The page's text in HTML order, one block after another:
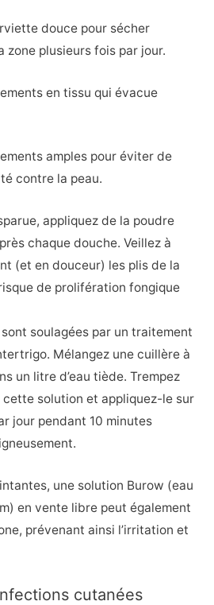
douce pour sécher
zone plusieurs fois par jour.
en tissu qui évacue
amples pour éviter de
contre la peau.
appliquez de la poudre
chaque douche. Veillez à
(et en douceur) les plis de la
de prolifération fongique
soulagées par un traitement
Mélangez une cuillère à
un litre d’eau tiède. Trempez
solution et appliquez-le sur
jour pendant 10 minutes
une solution Burow (eau
en vente libre peut également
prévenant ainsi l’irritation et
cutanées